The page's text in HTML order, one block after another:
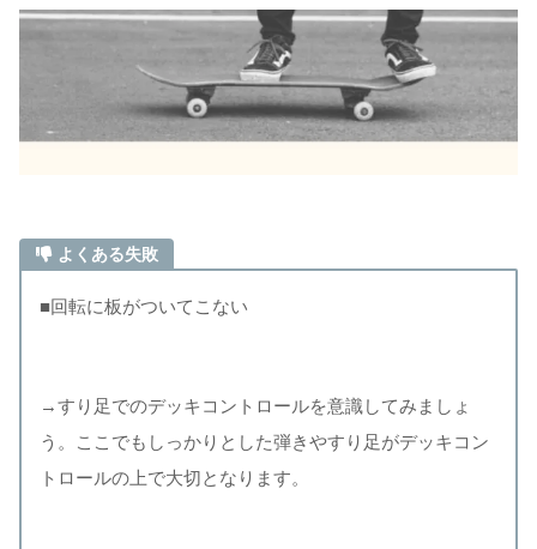
よくある失敗
■回転に板がついてこない
→すり足でのデッキコントロールを意識してみましょ
う。ここでもしっかりとした弾きやすり足がデッキコン
トロールの上で大切となります。